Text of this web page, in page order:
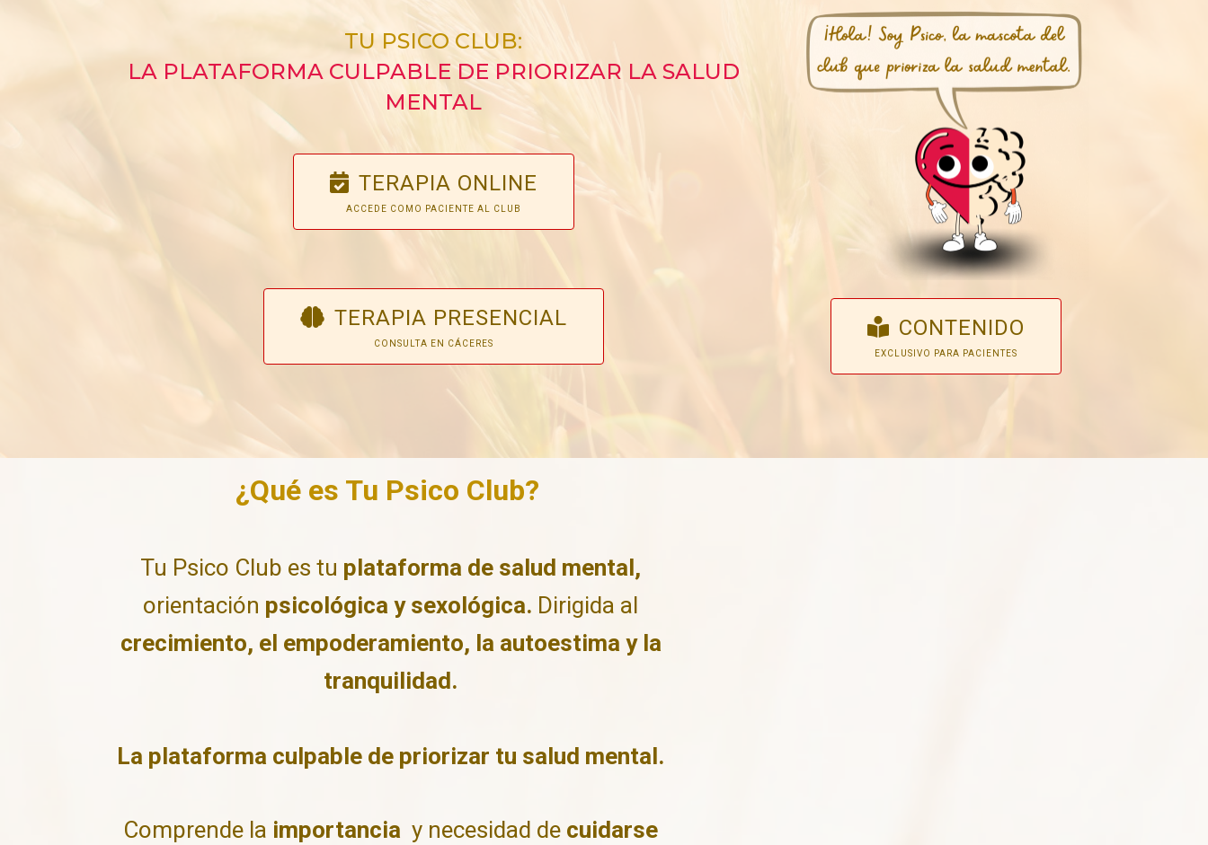
TU PSICO CLUB:
LA PLATAFORMA CULPABLE DE PRIORIZAR LA SALUD
MENTAL
TERAPIA ONLINE
ACCEDE COMO PACIENTE AL CLUB
TERAPIA PRESENCIAL
CONSULTA EN CÁCERES
CONTENIDO
EXCLUSIVO PARA PACIENTES
¿Qué es Tu Psico Club?
Tu Psico Club es tu plataforma de salud mental,
orientación psicológica y sexológica. Dirigida al
crecimiento, el empoderamiento, la autoestima y la
tranquilidad.
La plataforma culpable de priorizar tu salud mental.
Comprende la importancia y necesidad de cuidarse